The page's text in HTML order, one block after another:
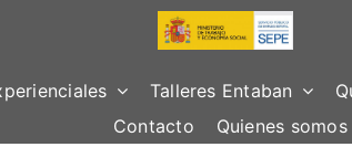
Talleres Entaban
Contacto
Quienes somos